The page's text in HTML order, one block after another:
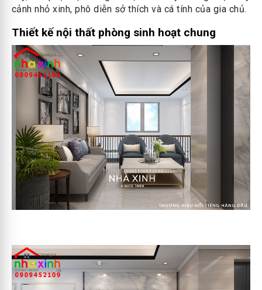
cảnh nhỏ xinh, phô diễn sở thích và cá tính của gia chủ.
Thiết kế nội thất phòng sinh hoạt chung